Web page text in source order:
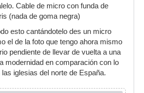
Cable de micro con funda de
(nada de goma negra)
esto cantándotelo des un micro
el de la foto que tengo ahora mismo
pendiente de llevar de vuelta a una
modernidad en comparación con lo
iglesias del norte de España.